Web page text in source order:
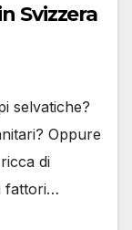
Svizzera
selvatiche?
Oppure
di
fattori…